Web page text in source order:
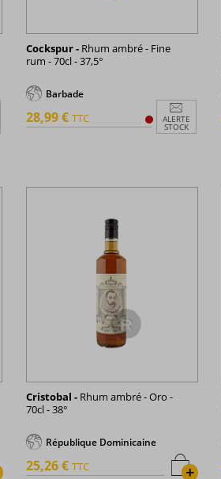
Cockspur - Rhum ambré - Fine
rum - 70cl - 37,5°
Barbade
ALERTE
STOCK
28,99 € TTC
Cristobal - Rhum ambré - Oro -
70cl - 38°
République Dominicaine
+
25,26 € TTC